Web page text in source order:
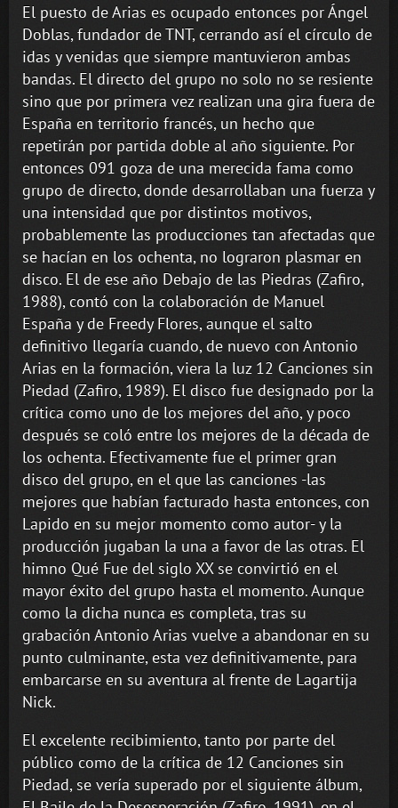
El puesto de Arias es ocupado entonces por Ángel
Doblas, fundador de TNT, cerrando así el círculo de
idas y venidas que siempre mantuvieron ambas
bandas. El directo del grupo no solo no se resiente
sino que por primera vez realizan una gira fuera de
España en territorio francés, un hecho que
repetirán por partida doble al año siguiente. Por
entonces 091 goza de una merecida fama como
grupo de directo, donde desarrollaban una fuerza y
una intensidad que por distintos motivos,
probablemente las producciones tan afectadas que
se hacían en los ochenta, no lograron plasmar en
disco. El de ese año Debajo de las Piedras (Zafiro,
1988), contó con la colaboración de Manuel
España y de Freedy Flores, aunque el salto
definitivo llegaría cuando, de nuevo con Antonio
Arias en la formación, viera la luz 12 Canciones sin
Piedad (Zafiro, 1989). El disco fue designado por la
crítica como uno de los mejores del año, y poco
después se coló entre los mejores de la década de
los ochenta. Efectivamente fue el primer gran
disco del grupo, en el que las canciones -las
mejores que habían facturado hasta entonces, con
Lapido en su mejor momento como autor- y la
producción jugaban la una a favor de las otras. El
himno Qué Fue del siglo XX se convirtió en el
mayor éxito del grupo hasta el momento. Aunque
como la dicha nunca es completa, tras su
grabación Antonio Arias vuelve a abandonar en su
punto culminante, esta vez definitivamente, para
embarcarse en su aventura al frente de Lagartija
Nick.
El excelente recibimiento, tanto por parte del
público como de la crítica de 12 Canciones sin
Piedad, se vería superado por el siguiente álbum,